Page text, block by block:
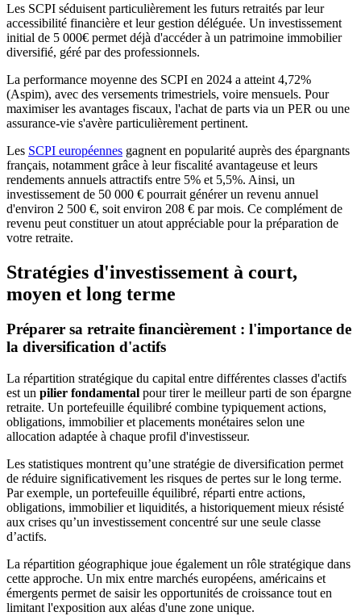
Les SCPI séduisent particulièrement les futurs retraités par leur
accessibilité financière et leur gestion déléguée. Un investissement
initial de 5 000€ permet déjà d'accéder à un patrimoine immobilier
diversifié, géré par des professionnels.
La performance moyenne des SCPI en 2024 a atteint 4,72%
(Aspim), avec des versements trimestriels, voire mensuels. Pour
maximiser les avantages fiscaux, l'achat de parts via un PER ou une
assurance-vie s'avère particulièrement pertinent.
Les SCPI européennes gagnent en popularité auprès des épargnants
français, notamment grâce à leur fiscalité avantageuse et leurs
rendements annuels attractifs entre 5% et 5,5%. Ainsi, un
investissement de 50 000 € pourrait générer un revenu annuel
d'environ 2 500 €, soit environ 208 € par mois. Ce complément de
revenu peut constituer un atout appréciable pour la préparation de
votre retraite.
Stratégies d'investissement à court,
moyen et long terme
Préparer sa retraite financièrement : l'importance de
la diversification d'actifs
La répartition stratégique du capital entre différentes classes d'actifs
est un pilier fondamental pour tirer le meilleur parti de son épargne
retraite. Un portefeuille équilibré combine typiquement actions,
obligations, immobilier et placements monétaires selon une
allocation adaptée à chaque profil d'investisseur.
Les statistiques montrent qu’une stratégie de diversification permet
de réduire significativement les risques de pertes sur le long terme.
Par exemple, un portefeuille équilibré, réparti entre actions,
obligations, immobilier et liquidités, a historiquement mieux résisté
aux crises qu’un investissement concentré sur une seule classe
d’actifs.
La répartition géographique joue également un rôle stratégique dans
cette approche. Un mix entre marchés européens, américains et
émergents permet de saisir les opportunités de croissance tout en
limitant l'exposition aux aléas d'une zone unique.